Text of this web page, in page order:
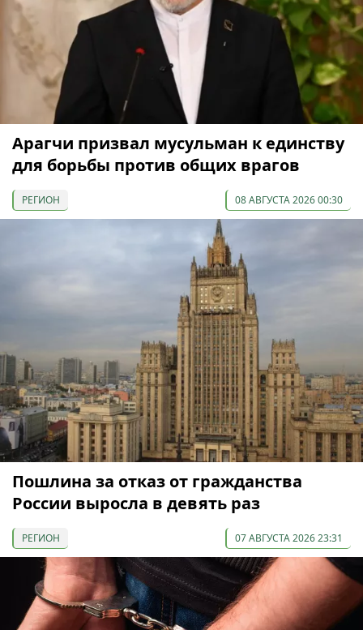
Арагчи призвал мусульман к единству
для борьбы против общих врагов
РЕГИОН 08 АВГУСТА 2026 00:30
Пошлина за отказ от гражданства
России выросла в девять раз
РЕГИОН 07 АВГУСТА 2026 23:31